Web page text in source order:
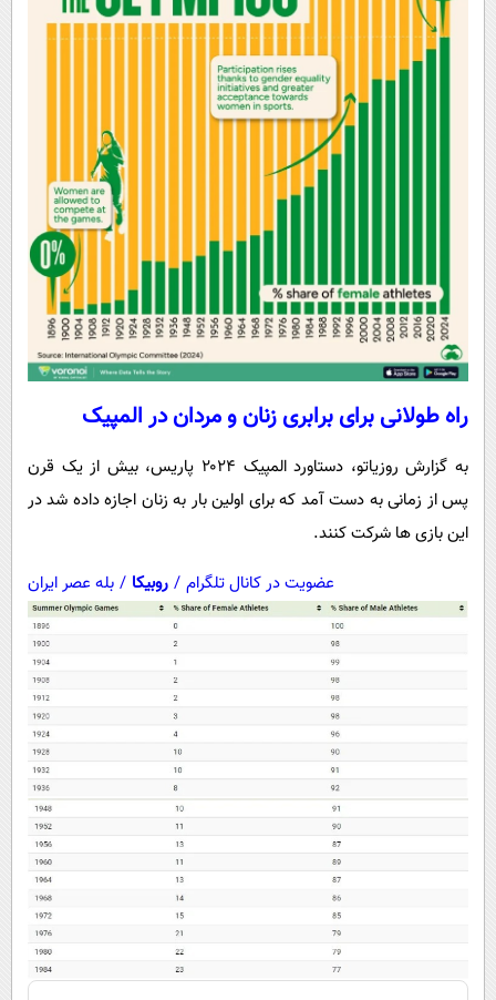
راه طولانی برای برابری زنان و مردان در المپیک
به گزارش روزیاتو، دستاورد المپیک ۲۰۲۴ پاریس، بیش از یک قرن
پس از زمانی به دست آمد که برای اولین بار به زنان اجازه داده شد در
این بازی ها شرکت کنند.
عضویت در کانال تلگرام / روبیکا / بله عصر ایران